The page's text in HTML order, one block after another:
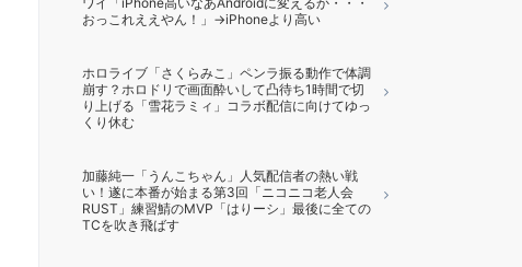
おっこれええやん！」→iPhoneより高い
ホロライブ「さくらみこ」ペンラ振る動作で体調
崩す？ホロドリで画面酔いして凸待ち1時間で切
り上げる「雪花ラミィ」コラボ配信に向けてゆっ
くり休む
加藤純一「うんこちゃん」人気配信者の熱い戦
い！遂に本番が始まる第3回「ニコニコ老人会
RUST」練習鯖のMVP「はりーシ」最後に全ての
TCを吹き飛ばす